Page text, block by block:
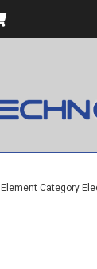
Element Category